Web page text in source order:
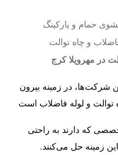
حمام و پارکینگ
و چاه توالت
در مهرویلا کرج
شرکت‌ها، در زمینه بیرون
توالت و لوله فاضلاب است
که دارند به راحتی
زمینه حل می‌کنند.